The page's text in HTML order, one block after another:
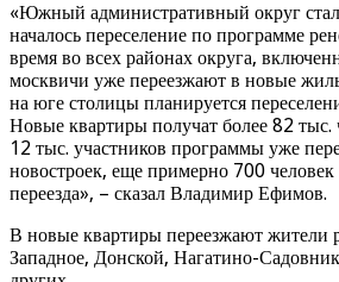
«Южный административный округ
началось переселение по программе
время во всех районах округа,
москвичи уже переезжают в новые
на юге столицы планируется
Новые квартиры получат более 82 тыс.
12 тыс. участников программы уже
новостроек, еще примерно 700 человек
переезда», – сказал Владимир Ефимов.
В новые квартиры переезжают жители
Западное, Донской, Нагатино-